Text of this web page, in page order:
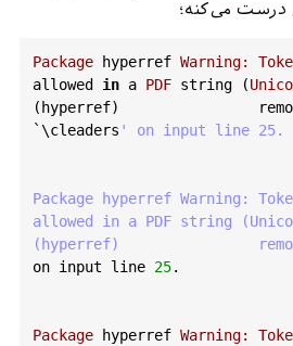
درست می‌کنه؛
Package hyperref Warning:
allowed
in a PDF string (
( hyperref)
`\cleaders ' on input line 25.
Package hyperref Warning:
allowed in a PDF string
(hyperref)
on input line 25.
Package hyperref Warning: